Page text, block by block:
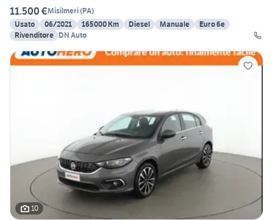
11.500 €Misilmeri(PA)
Usato
06/2021 165000 Km Diesel Manuale
Euro 6e
Rivenditore DN Auto
10